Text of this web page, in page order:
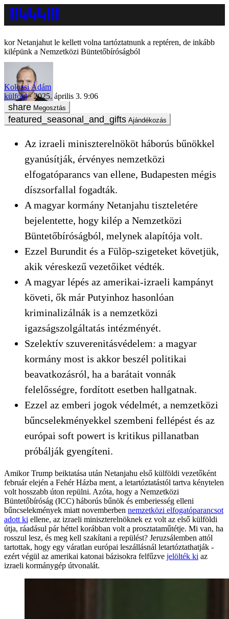
Netanjahut le kellett volna tartóztatnunk a reptéren, de inkább
kilépünk a Nemzetközi Büntetőbíróságból
Kolozsi Ádám
külföld
2025. április 3. 9:06
Megosztás
Ajándékozás
Az izraeli miniszterelnököt háborús bűnökkel
gyanúsítják, érvényes nemzetközi
elfogatóparancs van ellene, Budapesten mégis
díszsorfallal fogadták.
A magyar kormány Netanjahu tiszteletére
bejelentette, hogy kilép a Nemzetközi
Büntetőbíróságból, melynek alapítója volt.
Ezzel Burundit és a Fülöp-szigeteket követjük,
akik véreskezű vezetőiket védték.
A magyar lépés az amerikai-izraeli kampányt
követi, ők már Putyinhoz hasonlóan
kriminalizálnák is a nemzetközi
igazságszolgáltatás intézményét.
Szelektív szuverenitásvédelem: a magyar
kormány most is akkor beszél politikai
beavatkozásról, ha a barátait vonnák
felelősségre, fordított esetben hallgatnak.
Ezzel az emberi jogok védelmét, a nemzetközi
bűncselekményekkel szembeni fellépést és az
európai soft powert is kritikus pillanatban
próbálják gyengíteni.
Amikor Trump beiktatása után Netanjahu első külföldi vezetőként
február elején a Fehér Házba ment, a letartóztatástól tartva kénytelen
volt hosszabb úton repülni. Azóta, hogy a Nemzetközi
Büntetőbíróság (ICC) háborús bűnök és emberiesség elleni
bűncselekmények miatt novemberben nemzetközi elfogatóparancsot
adott ki ellene, az izraeli miniszterelnöknek ez volt az első külföldi
útja, ráadásul pár héttel korábban volt a prosztataműtétje. Mi van, ha
rosszul lesz, és meg kell szakítani a repülést? Jeruzsálemben attól
tartottak, hogy egy váratlan európai leszállásnál letartóztathatják -
ezért végül az amerikai katonai bázisokra felfűzve jelölték ki az
izraeli kormánygép útvonalát.